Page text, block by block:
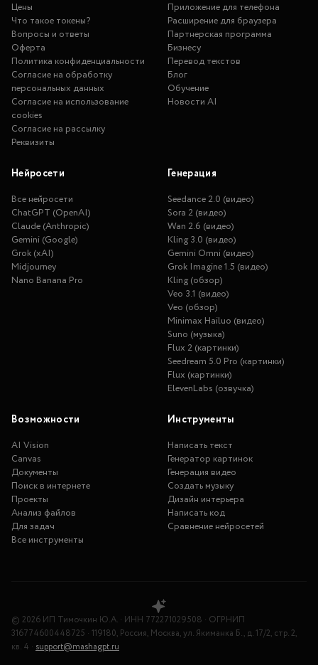
Цены
Что такое токены?
Вопросы и ответы
Оферта
Политика конфиденциальности
Согласие на обработку
персональных данных
Согласие на использование
cookies
Согласие на рассылку
Реквизиты
Приложение для телефона
Расширение для браузера
Партнерская программа
Бизнесу
Перевод текстов
Блог
Обучение
Новости AI
Нейросети
Все нейросети
ChatGPT (OpenAI)
Claude (Anthropic)
Gemini (Google)
Grok (xAI)
Midjourney
Nano Banana Pro
Генерация
Seedance 2.0 (видео)
Sora 2 (видео)
Wan 2.6 (видео)
Kling 3.0 (видео)
Gemini Omni (видео)
Grok Imagine 1.5 (видео)
Kling (обзор)
Veo 3.1 (видео)
Veo (обзор)
Minimax Hailuo (видео)
Suno (музыка)
Flux 2 (картинки)
Seedream 5.0 Pro (картинки)
Flux (картинки)
ElevenLabs (озвучка)
Возможности
AI Vision
Canvas
Документы
Поиск в интернете
Проекты
Анализ файлов
Для задач
Все инструменты
Инструменты
Написать текст
Генератор картинок
Генерация видео
Создать музыку
Дизайн интерьера
Написать код
Сравнение нейросетей
© 2026 ИП Тимочкин Ю.А. · ИНН 772271029508 · ОГРНИП
316774600448725 · 119180, Россия, Москва, ул. Якиманка Б., д. 17/2, стр. 2,
кв. 4 · support@mashagpt.ru